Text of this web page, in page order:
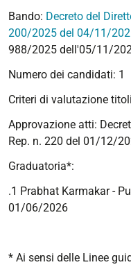
Bando: Decreto del
200/2025 del 04/11/
988/2025 dell'05/11/
Numero dei candidati: 1
Criteri di valutazione
Approvazione atti:
Rep. n. 220 del 01/12/
Graduatoria*:
.1 Prabhat Karmakar -
01/06/2026
* Ai sensi delle Linee